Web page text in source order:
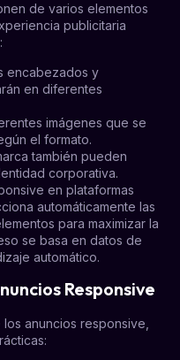
de varios elementos
publicitaria
encabezados y
en diferentes
imágenes que se
el formato.
también pueden
corporativa.
en plataformas
automáticamente las
para maximizar la
se basa en datos de
automático.
Responsive
anuncios responsive,